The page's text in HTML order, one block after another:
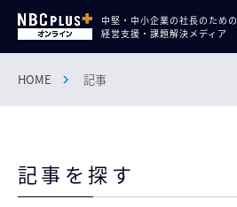
中堅・中小企業の社長のための
経営支援・課題解決メディア
HOME 記事
記事を探す